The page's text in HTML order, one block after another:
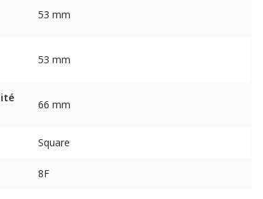
53 mm
53 mm
66 mm
Square
8F